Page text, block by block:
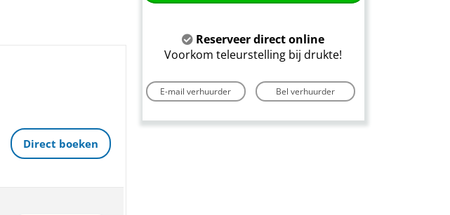
Direct boeken
Reserveer direct online
Voorkom teleurstelling bij drukte!
E-mail verhuurder Bel verhuurder